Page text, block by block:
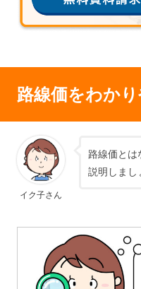
路線価をわか
イク子さん
路線価とは
説明しまし